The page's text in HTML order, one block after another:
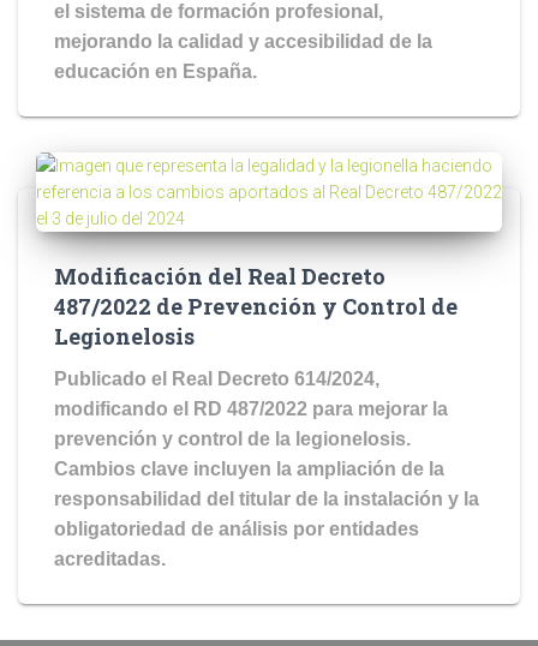
el sistema de formación profesional,
mejorando la calidad y accesibilidad de la
educación en España.
Modificación del Real Decreto
487/2022 de Prevención y Control de
Legionelosis
Publicado el Real Decreto 614/2024,
modificando el RD 487/2022 para mejorar la
prevención y control de la legionelosis.
Cambios clave incluyen la ampliación de la
responsabilidad del titular de la instalación y la
obligatoriedad de análisis por entidades
acreditadas.